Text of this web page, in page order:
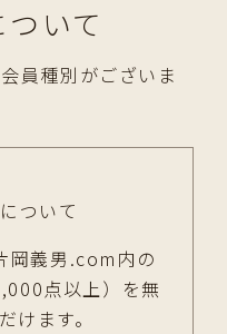
いて
員種別がございま
について
岡義男.com内の
点以上）を無
けます。